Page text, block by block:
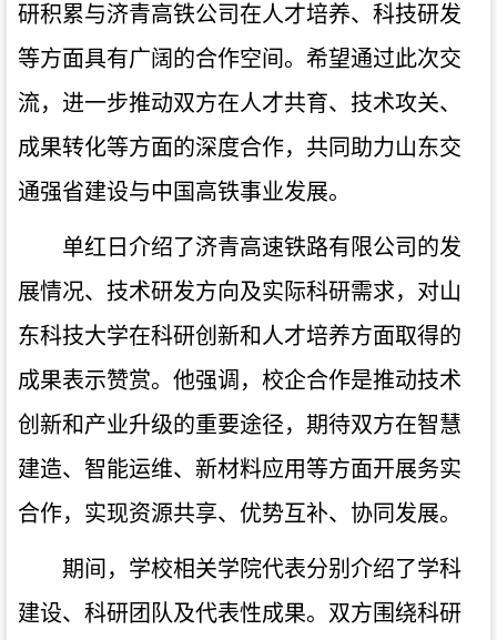
研积累与济青高铁公司在人才培养、科技研发
等方面具有广阔的合作空间。希望通过此次交
流，进一步推动双方在人才共育、技术攻关、
成果转化等方面的深度合作，共同助力山东交
通强省建设与中国高铁事业发展。
单红日介绍了济青高速铁路有限公司的发
展情况、技术研发方向及实际科研需求，对山
东科技大学在科研创新和人才培养方面取得的
成果表示赞赏。他强调，校企合作是推动技术
创新和产业升级的重要途径，期待双方在智慧
建造、智能运维、新材料应用等方面开展务实
合作，实现资源共享、优势互补、协同发展。
期间，学校相关学院代表分别介绍了学科
建设、科研团队及代表性成果。双方围绕科研